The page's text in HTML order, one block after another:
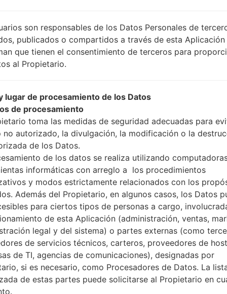
LGH520Y(LGH520Y)
Modelo y sus características
LGH520Y
LG Magna LTE
Julio, 2015
10.1 milímetros (0.40
139.8 x 69.9 milímetros (5.50
136 gramos (4.8 onzas)
Android 5.0.x Lollipop
Hardware
son responsables de los Datos Personales de
publicados o compartidos a través de esta Aplicación
que tienen el consentimiento de terceros para
al Propietario.
lugar de procesamiento de los Datos
de procesamiento
toma las medidas de seguridad adecuadas para
no autorizado, la divulgación, la modificación o la
de los Datos.
de los datos se realiza utilizando
informáticas con arreglo a los procedimientos
y modos estrictamente relacionados con los
Además del Propietario, en algunos casos, los Datos
para ciertos tipos de personas a cargo,
de esta Aplicación (administración, ventas,
legal y del sistema) o partes externas (como
de servicios técnicos, carteros, proveedores de
de TI, agencias de comunicaciones), designadas por
si es necesario, como Procesadores de Datos. La
de estas partes puede solicitarse al Propietario en